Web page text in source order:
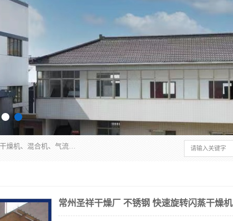
常州市圣祥干燥设备有限公司以生产干燥设备为主导产品，提供：干燥设备、干燥机、混合机、气流干燥机、烘箱、热风循环烘箱、沸腾干燥机、烘干机、喷雾干燥机等产品的生产、制造与销售服务。
常州圣祥干燥厂 不锈钢 快速旋转闪蒸干燥机